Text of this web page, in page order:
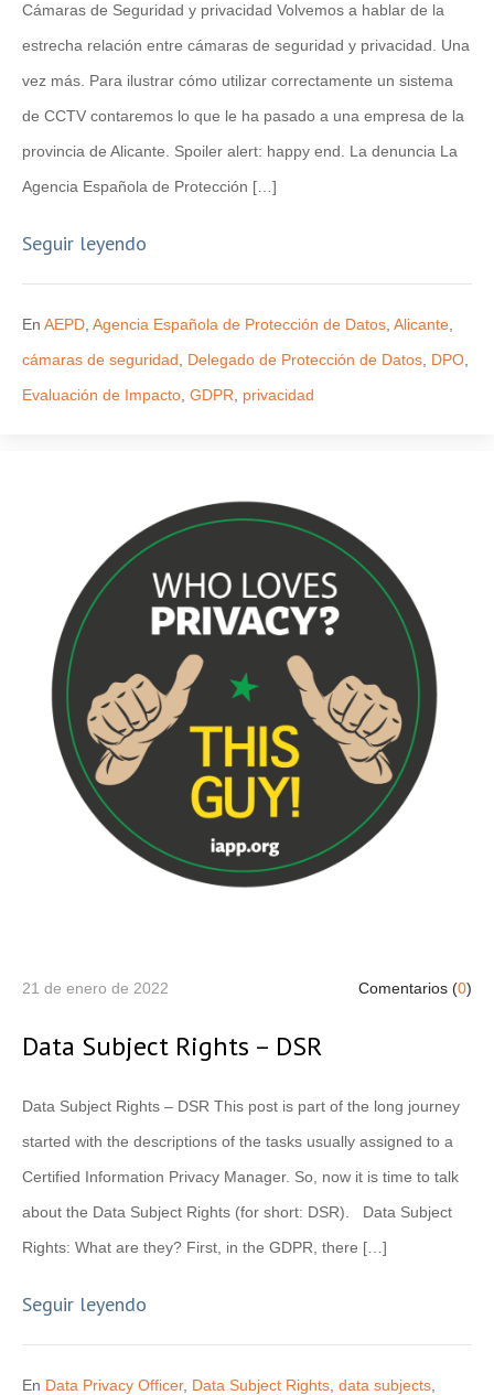
Cámaras de Seguridad y privacidad Volvemos a hablar de la
estrecha relación entre cámaras de seguridad y privacidad. Una
vez más. Para ilustrar cómo utilizar correctamente un sistema
de CCTV contaremos lo que le ha pasado a una empresa de la
provincia de Alicante. Spoiler alert: happy end. La denuncia La
Agencia Española de Protección […]
Seguir leyendo
En AEPD Agencia Española de Protección de Datos Alicante
cámaras de seguridad
Delegado de Protección de Datos DPO
Evaluación de Impacto GDPR privacidad
21 de enero de 2022 Comentarios (0)
Data Subject Rights – DSR
Data Subject Rights – DSR This post is part of the long journey
started with the descriptions of the tasks usually assigned to a
Certified Information Privacy Manager. So, now it is time to talk
about the Data Subject Rights (for short: DSR). Data Subject
Rights: What are they? First, in the GDPR, there […]
Seguir leyendo
En Data Privacy Officer, Data Subject Rights data subjects